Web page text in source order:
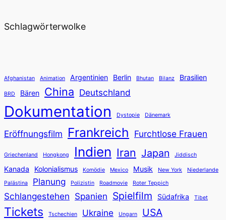
Schlagwörterwolke
Afghanistan Animation Argentinien Berlin Bhutan Bilanz Brasilien
BRD Bären China Deutschland
Dokumentation Dystopie Dänemark
Eröffnungsfilm Frankreich Furchtlose Frauen
Griechenland Hongkong Indien Iran Japan Jiddisch
Kanada Kolonialismus Komödie Mexico Musik New York
Niederlande
Palästina
Planung Polizistin Roadmovie Roter Teppich
Schlangestehen Spanien Spielfilm Südafrika Tibet
Tickets Tschechien Ukraine Ungarn USA